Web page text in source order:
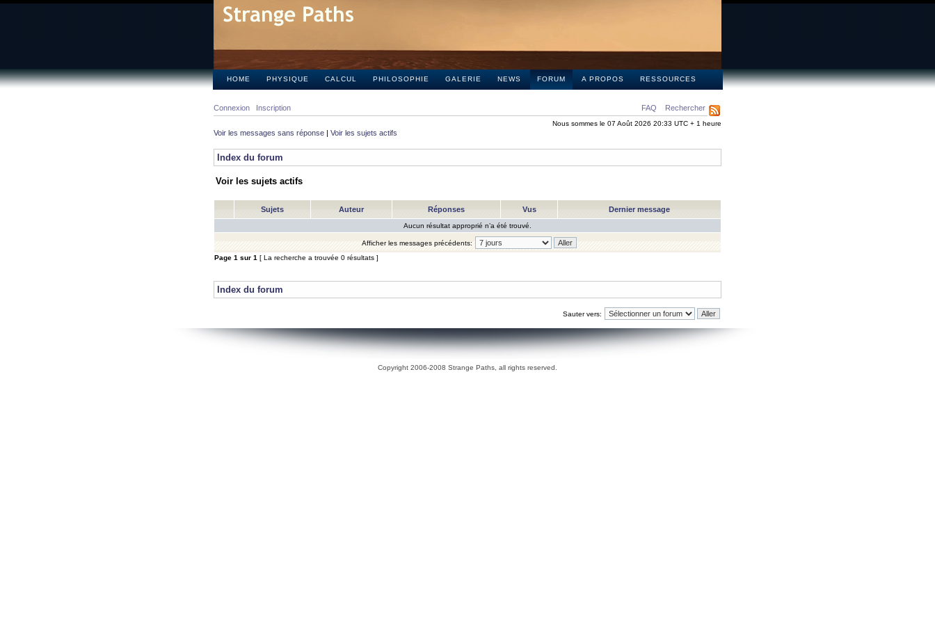
HOME PHYSIQUE CALCUL PHILOSOPHIE GALERIE NEWS FORUM A PROPOS RESSOURCES
FAQ Rechercher
Connexion Inscription
Nous sommes le 07 Août 2026 20:33 UTC + 1 heure
Voir les messages sans réponse | Voir les sujets actifs
Index du forum
Voir les sujets actifs
Sujets Auteur Réponses Vus Dernier message
Aucun résultat approprié n’a été trouvé.
Afficher les messages précédents:
Page 1 sur 1 [ La recherche a trouvée 0 résultats ]
Index du forum
Sauter vers:
Copyright 2006-2008 Strange Paths, all rights reserved.